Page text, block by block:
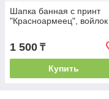
Шапка банная с принт
"Красноармеец", войлок
1 500 ₸
Купить